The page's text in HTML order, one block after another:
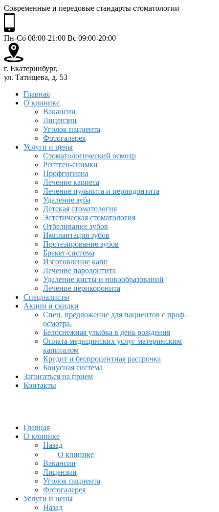
Современные и передовые стандарты стоматологии
Пн-Сб 08:00-21:00 Вс 09:00-20:00
г. Екатеринбург,
ул. Татищева, д. 53
Главная
О клинике
Вакансии
Лицензии
Уголок пациента
Фотогалерея
Услуги и цены
Стоматологический осмотр
Рентген-снимки
Профгигиена
Лечение кариеса
Лечение пульпита и периодонтита
Удаление зуба
Детская стоматология
Эстетическая стоматология
Отбеливание зубов
Имплантация зубов
Протезирование зубов
Брекет-система
Изготовление капп
Лечение пародонтита
Удаление кисты и новообразований
Лечение перикоронита
Специалисты
Акции и скидки
Спец. предложение для пациентов с проф.
осмотра.
Белоснежная улыбка в день рождения
Оплата медицинских услуг материнским
капиталом
Кредит и беспроцентная рассрочка
Бонусная система
Записаться на прием
Контакты
Главная
О клинике
Назад
О клинике
Вакансии
Лицензии
Уголок пациента
Фотогалерея
Услуги и цены
Назад